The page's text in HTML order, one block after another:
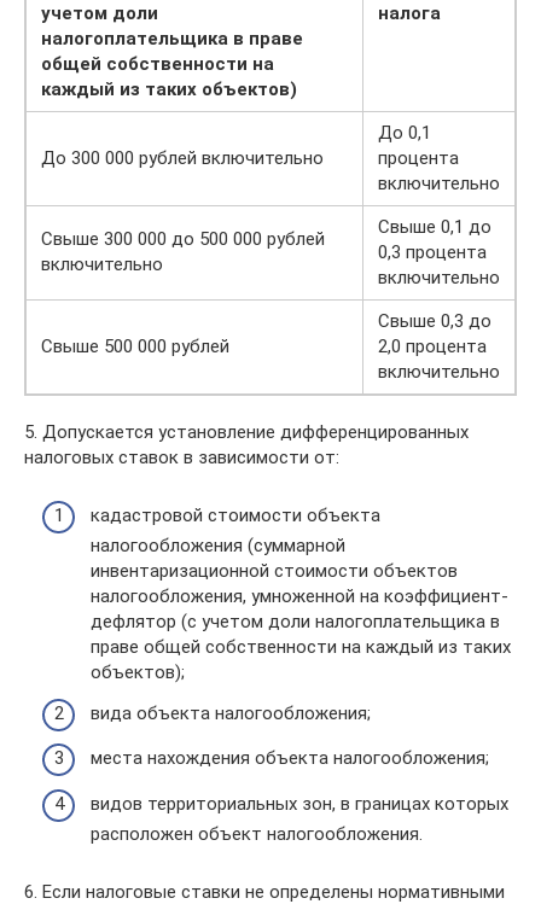
учетом доли
налогоплательщика в праве
общей собственности на
каждый из таких объектов)
налога
До 300 000 рублей включительно
До 0,1
процента
включительно
Свыше 300 000 до 500 000 рублей
включительно
Свыше 0,1 до
0,3 процента
включительно
Свыше 500 000 рублей
Свыше 0,3 до
2,0 процента
включительно
5. Допускается установление дифференцированных
налоговых ставок в зависимости от:
кадастровой стоимости объекта
налогообложения (суммарной
инвентаризационной стоимости объектов
налогообложения, умноженной на коэффициент-
дефлятор (с учетом доли налогоплательщика в
праве общей собственности на каждый из таких
объектов);
вида объекта налогообложения;
места нахождения объекта налогообложения;
видов территориальных зон, в границах которых
расположен объект налогообложения.
6. Если налоговые ставки не определены нормативными